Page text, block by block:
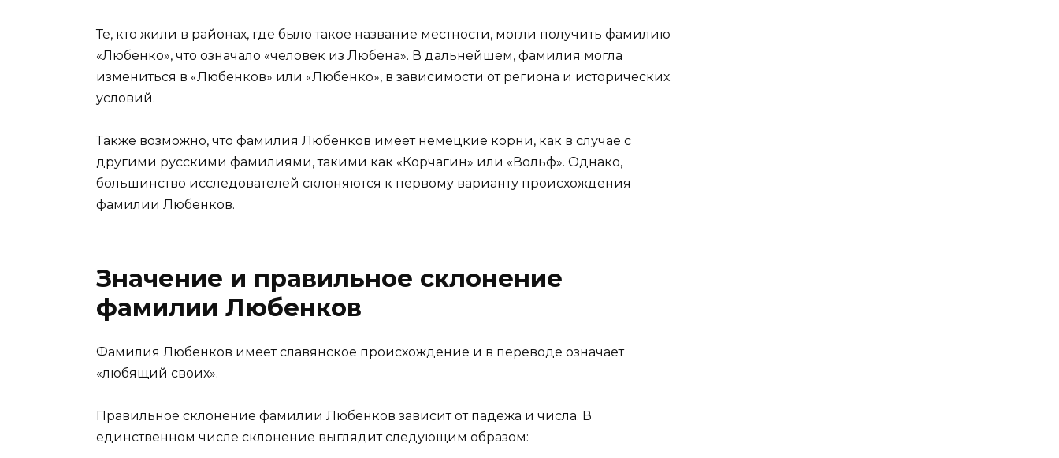
Те, кто жили в районах, где было такое название местности, могли получить фамилию
«Любенко», что означало «человек из Любена». В дальнейшем, фамилия могла
измениться в «Любенков» или «Любенко», в зависимости от региона и исторических
условий.
Также возможно, что фамилия Любенков имеет немецкие корни, как в случае с
другими русскими фамилиями, такими как «Корчагин» или «Вольф». Однако,
большинство исследователей склоняются к первому варианту происхождения
фамилии Любенков.
Значение и правильное склонение
фамилии Любенков
Фамилия Любенков имеет славянское происхождение и в переводе означает
«любящий своих».
Правильное склонение фамилии Любенков зависит от падежа и числа. В
единственном числе склонение выглядит следующим образом: